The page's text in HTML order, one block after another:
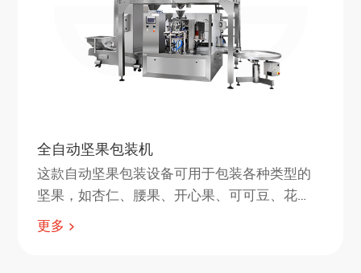
全自动坚果包装机
这款自动坚果包装设备可用于包装各种类型的
坚果，如杏仁、腰果、开心果、可可豆、花
生、榛子等。
更多